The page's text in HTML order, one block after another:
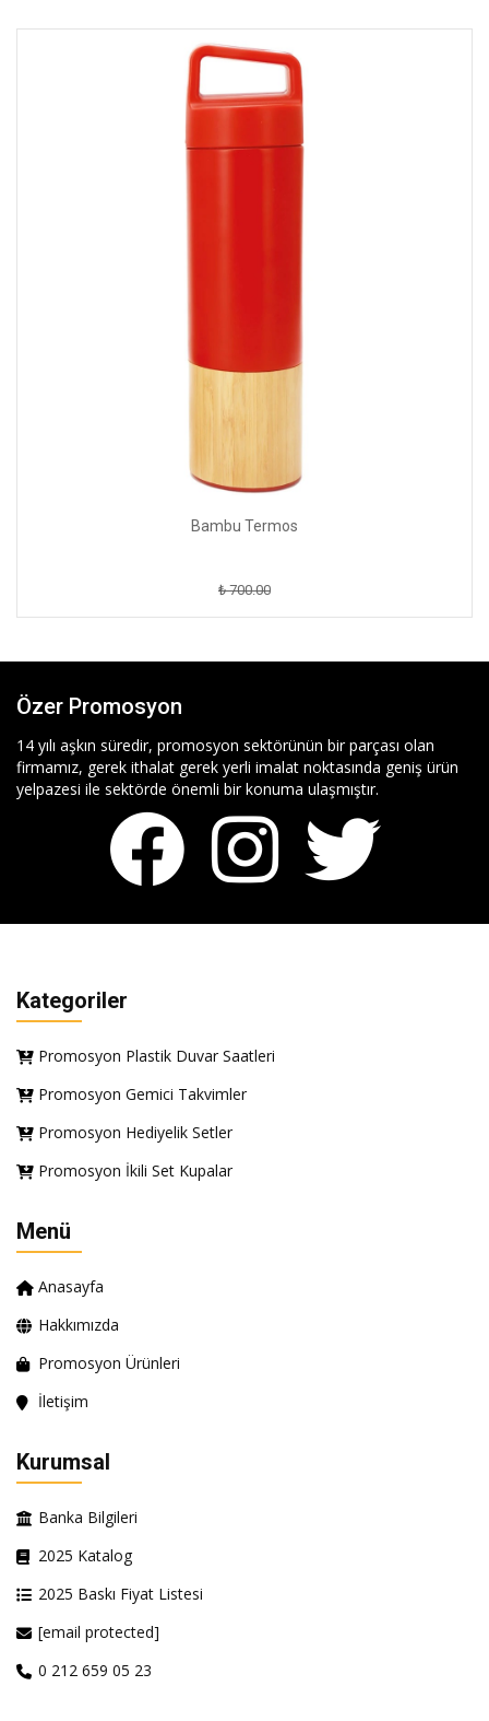
Bambu Termos
₺ 700.00
Özer Promosyon
14 yılı aşkın süredir, promosyon sektörünün bir parçası olan
firmamız, gerek ithalat gerek yerli imalat noktasında geniş ürün
yelpazesi ile sektörde önemli bir konuma ulaşmıştır.
Kategoriler
Promosyon Plastik Duvar Saatleri
Promosyon Gemici Takvimler
Promosyon Hediyelik Setler
Promosyon İkili Set Kupalar
Menü
Anasayfa
Hakkımızda
Promosyon Ürünleri
İletişim
Kurumsal
Banka Bilgileri
2025 Katalog
2025 Baskı Fiyat Listesi
[email protected]
0 212 659 05 23